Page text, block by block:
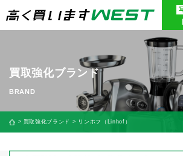
まずはお気軽にお問い
査定をご依頼ください
買取専用ダイヤ
0120-914-
9:00〜18:30(年中無休)
24時間365日受付
買取強化ブランド
買取強化ブランド リンホフ（Linhof）